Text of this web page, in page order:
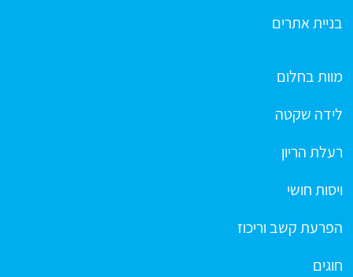
בניית אתרים
מוות בחלום
לידה שקטה
רעלת הריון
ויסות חושי
הפרעת קשב וריכוז
חוגים